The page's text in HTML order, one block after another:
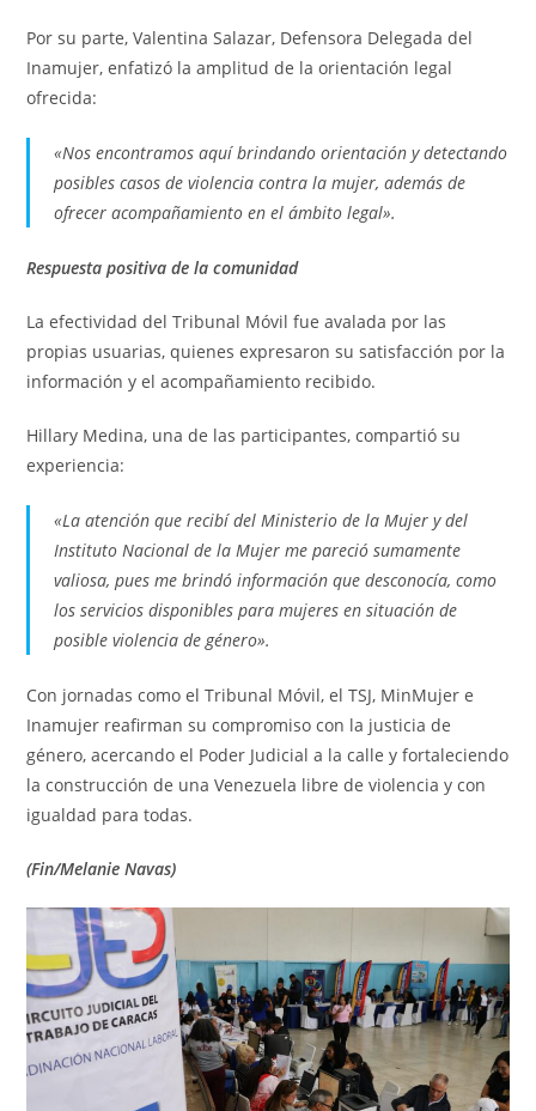
Por su parte, Valentina Salazar, Defensora Delegada del
Inamujer, enfatizó la amplitud de la orientación legal
ofrecida:
«Nos encontramos aquí brindando orientación y detectando
posibles casos de violencia contra la mujer, además de
ofrecer acompañamiento en el ámbito legal».
Respuesta positiva de la comunidad
La efectividad del Tribunal Móvil fue avalada por las
propias usuarias, quienes expresaron su satisfacción por la
información y el acompañamiento recibido.
Hillary Medina, una de las participantes, compartió su
experiencia:
«La atención que recibí del Ministerio de la Mujer y del
Instituto Nacional de la Mujer me pareció sumamente
valiosa, pues me brindó información que desconocía, como
los servicios disponibles para mujeres en situación de
posible violencia de género».
Con jornadas como el Tribunal Móvil, el TSJ, MinMujer e
Inamujer reafirman su compromiso con la justicia de
género, acercando el Poder Judicial a la calle y fortaleciendo
la construcción de una Venezuela libre de violencia y con
igualdad para todas.
(Fin/Melanie Navas)